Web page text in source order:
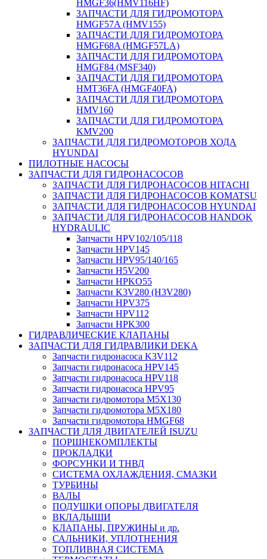
HMGF36(HMV116HF)
ЗАПЧАСТИ ДЛЯ ГИДРОМОТОРА
HMGF57A (HMV155)
ЗАПЧАСТИ ДЛЯ ГИДРОМОТОРА
HMGF68A (HMGF57LA)
ЗАПЧАСТИ ДЛЯ ГИДРОМОТОРА
HMGF84 (MSF340)
ЗАПЧАСТИ ДЛЯ ГИДРОМОТОРА
HMT36FA (HMGF40FA)
ЗАПЧАСТИ ДЛЯ ГИДРОМОТОРА
HMV160
ЗАПЧАСТИ ДЛЯ ГИДРОМОТОРА
KMV200
ЗАПЧАСТИ ДЛЯ ГИДРОМОТОРОВ ХОДА
HYUNDAI
ПИЛОТНЫЕ НАСОСЫ
ЗАПЧАСТИ ДЛЯ ГИДРОНАСОСОВ
ЗАПЧАСТИ ДЛЯ ГИДРОНАСОСОВ HITACHI
ЗАПЧАСТИ ДЛЯ ГИДРОНАСОСОВ KOMATSU
ЗАПЧАСТИ ДЛЯ ГИДРОНАСОСОВ HYUNDAI
ЗАПЧАСТИ ДЛЯ ГИДРОНАСОСОВ HANDOK
HYDRAULIC
Запчасти HPV102/105/118
Запчасти HPV145
Запчасти HPV95/140/165
Запчасти H5V200
Запчасти HPKO55
Запчасти K3V280 (H3V280)
Запчасти HPV375
Запчасти HPV112
Запчасти HPK300
ГИДРАВЛИЧЕСКИЕ КЛАПАНЫ
ЗАПЧАСТИ ДЛЯ ГИДРАВЛИКИ DEKA
Запчасти гидронасоса K3V112
Запчасти гидронасоса HPV145
Запчасти гидронасоса HPV118
Запчасти гидронасоса HPV95
Запчасти гидромотора M5X130
Запчасти гидромотора M5X180
Запчасти гидромотора HMGF68
ЗАПЧАСТИ ДЛЯ ДВИГАТЕЛЕЙ ISUZU
ПОРШНЕКОМПЛЕКТЫ
ПРОКЛАДКИ
ФОРСУНКИ И ТНВД
СИСТЕМА ОХЛАЖДЕНИЯ, СМАЗКИ
ТУРБИНЫ
ВАЛЫ
ПОДУШКИ ОПОРЫ ДВИГАТЕЛЯ
ВКЛАДЫШИ
КЛАПАНЫ, ПРУЖИНЫ и др.
САЛЬНИКИ, УПЛОТНЕНИЯ
ТОПЛИВНАЯ СИСТЕМА